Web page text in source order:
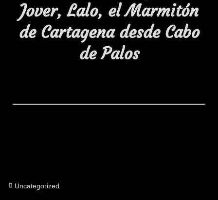
Jover, Lalo, el Marmitón
de Cartagena desde Cabo
de Palos
Categorías
Uncategorized